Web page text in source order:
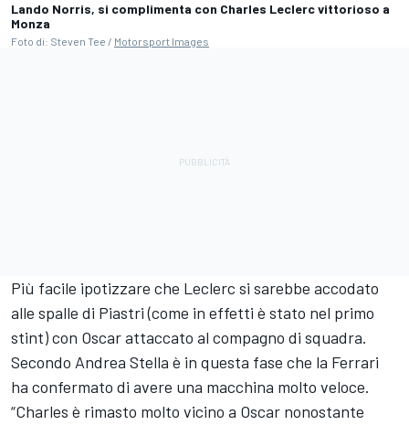
Lando Norris, si complimenta con Charles Leclerc vittorioso a
Monza
Foto di: Steven Tee / Motorsport Images
Più facile ipotizzare che Leclerc si sarebbe accodato
alle spalle di Piastri (come in effetti è stato nel primo
stint) con Oscar attaccato al compagno di squadra.
Secondo Andrea Stella è in questa fase che la Ferrari
ha confermato di avere una macchina molto veloce.
“Charles è rimasto molto vicino a Oscar nonostante